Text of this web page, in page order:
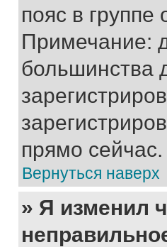
пояс в
Примечание:
большинства
прямо сейчас.
Вернуться наверх
» Я изменил